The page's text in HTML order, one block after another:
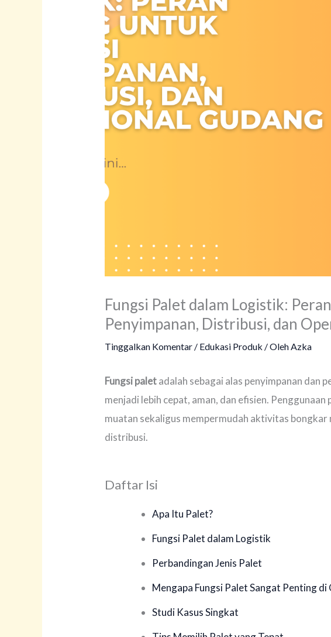
Fungsi Palet dalam Logistik:
Penyimpanan, Distribusi, dan
Tinggalkan Komentar / Edukasi Produk / OlehAzka
Fungsi paletadalah sebagai alas penyimpanan dan
menjadi lebih cepat, aman, dan efisien.
muatan sekaligus mempermudah aktivitas bongkar
distribusi.
Daftar Isi
Apa Itu Palet?
Fungsi Palet dalam Logistik
Perbandingan Jenis Palet
Mengapa Fungsi Palet Sangat Penting di
Studi Kasus Singkat